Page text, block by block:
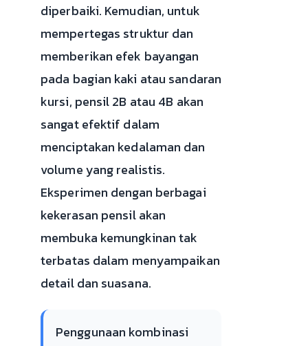
diperbaiki. Kemudian, untuk
mempertegas struktur dan
memberikan efek bayangan
pada bagian kaki atau sandaran
kursi, pensil 2B atau 4B akan
sangat efektif dalam
menciptakan kedalaman dan
volume yang realistis.
Eksperimen dengan berbagai
kekerasan pensil akan
membuka kemungkinan tak
terbatas dalam menyampaikan
detail dan suasana.
Penggunaan kombinasi